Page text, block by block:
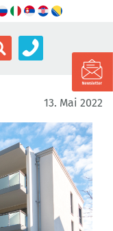
13. Mai 2022